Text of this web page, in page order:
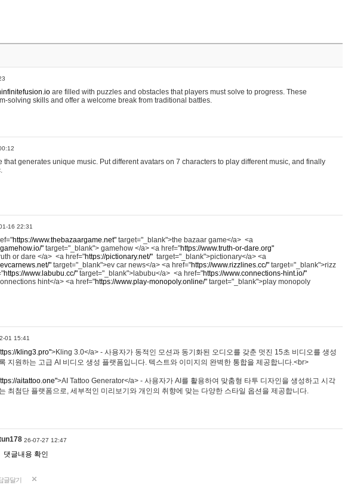
are filled with puzzles and obstacles that players must solve to progress. These
solving skills and offer a welcome break from traditional battles.
that generates unique music. Put different avatars on 7 characters to play different music, and finally
16 22:31
https://www.thebazaargame.net" target="_blank">the bazaar game</a> <a
" target="_blank"> gamehow </a> <a href="https://www.truth-or-dare.org"
or dare </a> <a href="https://pictionary.net/" target="_blank">pictionary</a> <a
" target="_blank">ev car news</a> <a href="https://www.rizzlines.cc/" target="_blank">rizz
https://www.labubu.cc/" target="_blank">labubu</a> <a href="https://www.connections-hint.io/"
hint</a> <a href="https://www.play-monopoly.online/" target="_blank">play monopoly
01 15:41
kling3.pro">Kling 3.0</a> - 사용자가 동적인 모션과 동기화된 오디오를 갖춘 멋진 15초 비디오를 생성
지원하는 고급 AI 비디오 생성 플랫폼입니다. 텍스트와 이미지의 완벽한 통합을 제공합니다.<br>
aitattoo.one">AI Tattoo Generator</a> - 사용자가 AI를 활용하여 맞춤형 타투 디자인을 생성하고 시각
최첨단 플랫폼으로, 세부적인 미리보기와 개인의 취향에 맞는 다양한 스타일 옵션을 제공합니다.
26-07-27 12:47
댓글내용 확인
글달기